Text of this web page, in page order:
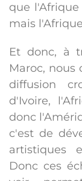
que
mais
Et donc, à
Maroc, nous
diffusion
d'Ivoire,
donc
c'est de
artistiques
Donc ces